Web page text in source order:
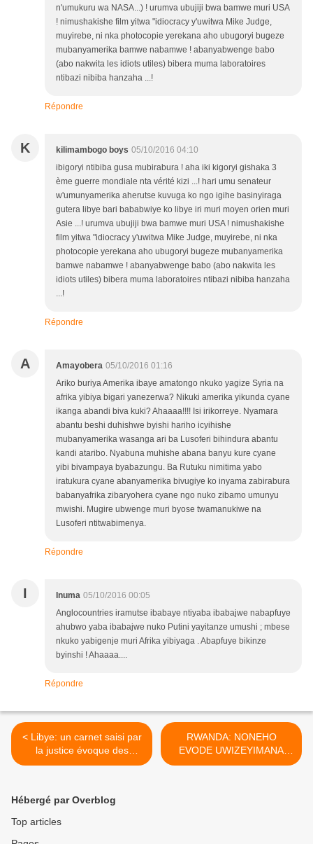
n'umukuru wa NASA...) ! urumva ubujiji bwa bamwe muri USA
! nimushakishe film yitwa "idiocracy y'uwitwa Mike Judge,
muyirebe, ni nka photocopie yerekana aho ubugoryi bugeze
mubanyamerika bamwe nabamwe ! abanyabwenge babo
(abo nakwita les idiots utiles) bibera muma laboratoires
ntibazi nibiba hanzaha ...!
Répondre
K kilimambogo boys 05/10/2016 04:10
ibigoryi ntibiba gusa mubirabura ! aha iki kigoryi gishaka 3
ème guerre mondiale nta vérité kizi ...! hari umu senateur
w'umunyamerika aherutse kuvuga ko ngo igihe basinyiraga
gutera libye bari bababwiye ko libye iri muri moyen orien muri
Asie ...! urumva ubujiji bwa bamwe muri USA ! nimushakishe
film yitwa "idiocracy y'uwitwa Mike Judge, muyirebe, ni nka
photocopie yerekana aho ubugoryi bugeze mubanyamerika
bamwe nabamwe ! abanyabwenge babo (abo nakwita les
idiots utiles) bibera muma laboratoires ntibazi nibiba hanzaha
...!
Répondre
A Amayobera 05/10/2016 01:16
Ariko buriya Amerika ibaye amatongo nkuko yagize Syria na
afrika yibiya bigari yanezerwa? Nikuki amerika yikunda cyane
ikanga abandi biva kuki? Ahaaaa!!!! Isi irikorreye. Nyamara
abantu beshi duhishwe byishi hariho icyihishe
mubanyamerika wasanga ari ba Lusoferi bihindura abantu
kandi ataribo. Nyabuna muhishe abana banyu kure cyane
yibi bivampaya byabazungu. Ba Rutuku nimitima yabo
iratukura cyane abanyamerika bivugiye ko inyama zabirabura
babanyafrika zibaryohera cyane ngo nuko zibamo umunyu
mwishi. Mugire ubwenge muri byose twamanukiwe na
Lusoferi ntitwabimenya.
Répondre
I Inuma 05/10/2016 00:05
Anglocountries iramutse ibabaye ntiyaba ibabajwe nabapfuye
ahubwo yaba ibabajwe nuko Putini yayitanze umushi ; mbese
nkuko yabigenje muri Afrika yibiyaga . Abapfuye bikinze
byinshi ! Ahaaaa....
Répondre
< Libye: un carnet saisi par
la justice évoque des
sommes importantes
RWANDA: NONEHO
EVODE UWIZEYIMANA
AHINDUTSE PEREZIDA WA
Hébergé par Overblog
Top articles